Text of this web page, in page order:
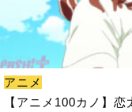
アニメ
【アニメ100カノ】